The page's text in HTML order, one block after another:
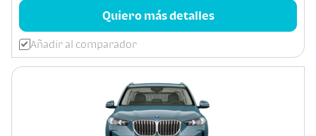
Quiero más detalles
Añadir al comparador